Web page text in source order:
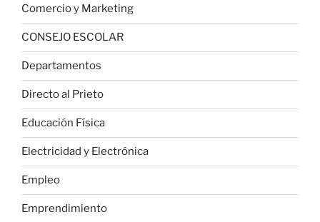
Comercio y Marketing
CONSEJO ESCOLAR
Departamentos
Directo al Prieto
Educación Física
Electricidad y Electrónica
Empleo
Emprendimiento